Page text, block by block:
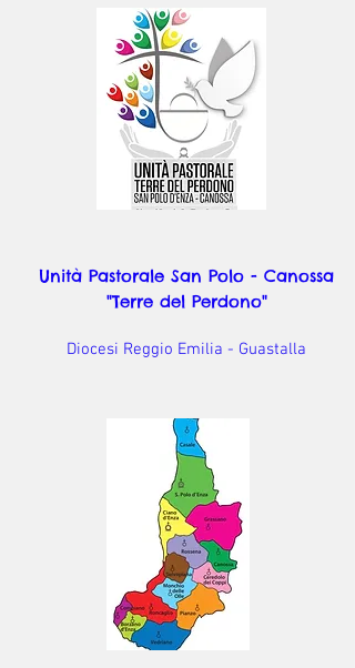
Unità Pastorale San Polo - Canossa
"Terre del Perdono"
Diocesi Reggio Emilia - Guastalla